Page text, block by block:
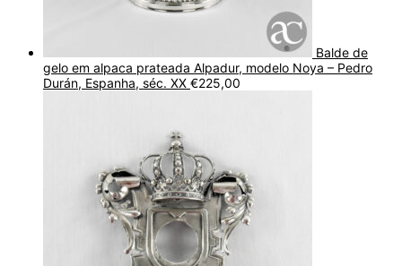
Balde de
gelo em alpaca prateada Alpadur, modelo Noya – Pedro
Durán, Espanha, séc. XX €225,00